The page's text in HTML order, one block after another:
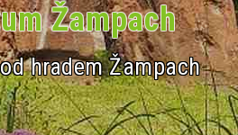
Žampach
hradem Žampach